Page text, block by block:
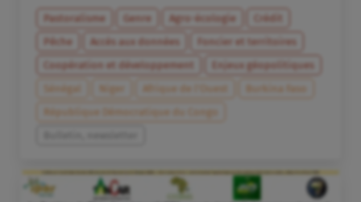
Pastoralisme Genre Agro-écologie
Crédit
Pêche
Accès aux données
Foncier et territoires
Coopération et développement
Enjeux géopolitiques
Sénégal
Niger Afrique de l’Ouest
Burkina Faso
République Démocratique du Congo